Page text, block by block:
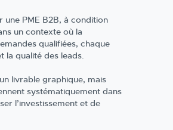
PME B2B, à condition
un contexte où la
qualifiées, chaque
la qualité des leads.
livrable graphique, mais
systématiquement dans
l’investissement et de